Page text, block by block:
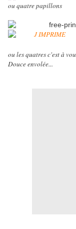
ou quatre papillons
ou les quatres c'est à
Douce envolée...